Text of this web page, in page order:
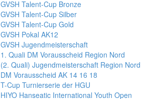
GVSH Talent-Cup Bronze
GVSH Talent-Cup Silber
GVSH Talent-Cup Gold
GVSH Pokal AK12
GVSH Jugendmeisterschaft
1. Quali DM Vorausscheid Region Nord
(2. Quali) Jugendmeisterschaft Region Nord
DM Vorausscheid AK 14 16 18
T-Cup Turnierserie der HGU
HIYO Hanseatic International Youth Open